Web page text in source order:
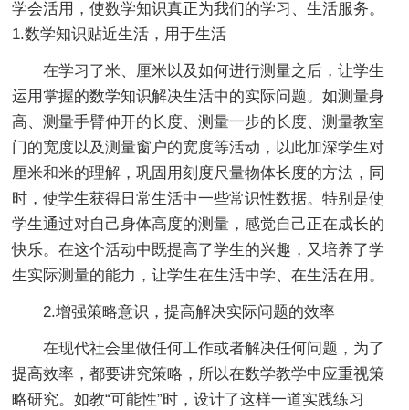
学会活用，使数学知识真正为我们的学习、生活服务。
1.数学知识贴近生活，用于生活
在学习了米、厘米以及如何进行测量之后，让学生
运用掌握的数学知识解决生活中的实际问题。如测量身
高、测量手臂伸开的长度、测量一步的长度、测量教室
门的宽度以及测量窗户的宽度等活动，以此加深学生对
厘米和米的理解，巩固用刻度尺量物体长度的方法，同
时，使学生获得日常生活中一些常识性数据。特别是使
学生通过对自己身体高度的测量，感觉自己正在成长的
快乐。在这个活动中既提高了学生的兴趣，又培养了学
生实际测量的能力，让学生在生活中学、在生活在用。
2.增强策略意识，提高解决实际问题的效率
在现代社会里做任何工作或者解决任何问题，为了
提高效率，都要讲究策略，所以在数学教学中应重视策
略研究。如教“可能性”时，设计了这样一道实践练习